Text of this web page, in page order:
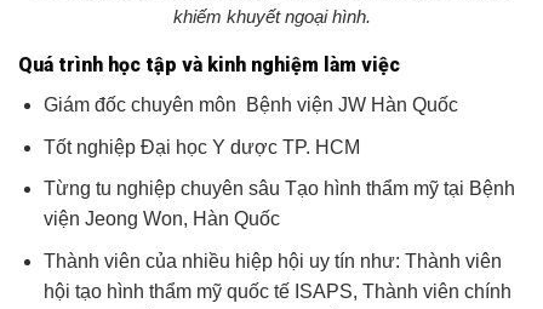
khiếm khuyết ngoại hình.
Quá trình học tập và kinh nghiệm làm việc
Giám đốc chuyên môn Bệnh viện JW Hàn Quốc
Tốt nghiệp Đại học Y dược TP. HCM
Từng tu nghiệp chuyên sâu Tạo hình thẩm mỹ tại Bệnh
viện Jeong Won, Hàn Quốc
Thành viên của nhiều hiệp hội uy tín như: Thành viên
hội tạo hình thẩm mỹ quốc tế ISAPS, Thành viên chính